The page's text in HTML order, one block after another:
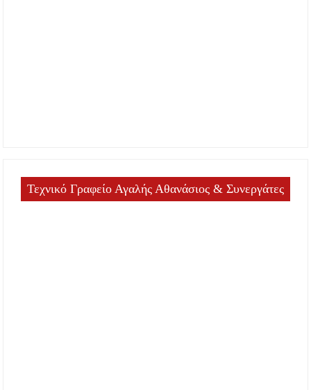
Τεχνικό Γραφείο Αγαλής Αθανάσιος & Συνεργάτες